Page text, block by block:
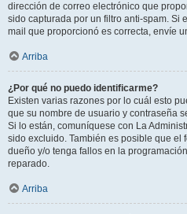
dirección de correo electrónico que
sido capturada por un filtro anti-spam. Si
mail que proporcionó es correcta, envíe
Arriba
¿Por qué no puedo identificarme?
Existen varias razones por lo cuál esto
que su nombre de usuario y contraseña
Si lo están, comuníquese con La
sido excluido. También es posible que el
dueño y/o tenga fallos en la
reparado.
Arriba